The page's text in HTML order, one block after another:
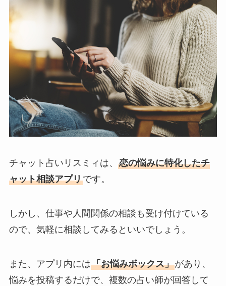
チャット占いリスミィは、 恋の悩みに特化したチ
ャット相談アプリです。
しかし、仕事や人間関係の相談も受け付けている
ので、気軽に相談してみるといいでしょう。
また、アプリ内には「お悩みボックス」があり、
悩みを投稿するだけで、複数の占い師が回答して